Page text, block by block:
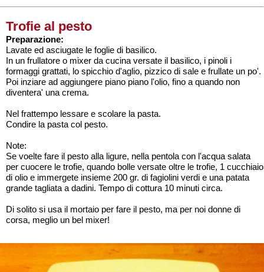
Trofie al pesto
Preparazione:
Lavate ed asciugate le foglie di basilico.
In un frullatore o mixer da cucina versate il basilico, i pinoli i
formaggi grattati, lo spicchio d'aglio, pizzico di sale e frullate un po'.
Poi inziare ad aggiungere piano piano l'olio, fino a quando non
diventera' una crema.
Nel frattempo lessare e scolare la pasta.
Condire la pasta col pesto.
Note:
Se voelte fare il pesto alla ligure, nella pentola con l'acqua salata
per cuocere le trofie, quando bolle versate oltre le trofie, 1 cucchiaio
di olio e immergete insieme 200 gr. di fagiolini verdi e una patata
grande tagliata a dadini. Tempo di cottura 10 minuti circa.
Di solito si usa il mortaio per fare il pesto, ma per noi donne di
corsa, meglio un bel mixer!